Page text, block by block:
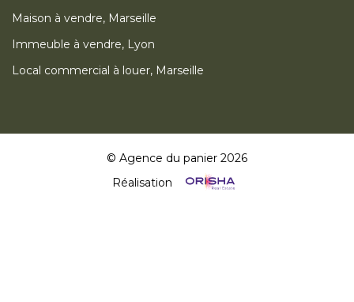
Maison à vendre, Marseille
Immeuble à vendre, Lyon
Local commercial à louer, Marseille
© Agence du panier 2026
Réalisation